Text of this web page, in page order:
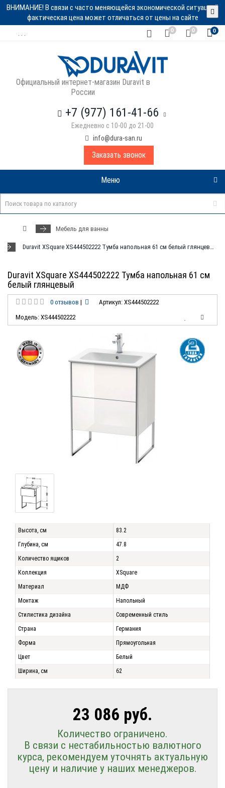
ВНИМАНИЕ! В связи с часто меняющейся экономической ситуацией
фактическая цена может отличаться от цены на сайте
0 0 0
Официальный интернет-магазин Duravit в
России
+7 (977) 161-41-66
Ежедневно с 10-00 до 21-00
info@dura-san.ru
Заказать звонок
Меню
Мебель для ванны
Duravit XSquare XS444502222 Тумба напольная 61 см белый глянцевый
Duravit XSquare XS444502222 Тумба напольная 61 см
белый глянцевый
0 отзывов |
Артикул: XS444502222
Модель: XS444502222
Высота, см
83.2
Глубина, см
47.8
Количество ящиков
2
Коллекция
XSquare
Материал
МДФ
Монтаж
Напольный
Стилистика дизайна
Современный стиль
Страна
Германия
Форма
Прямоугольная
Цвет
Белый
Ширина, см
62
23 086 руб.
Количество ограничено.
В связи с нестабильностью валютного
курса, рекомендуем уточнять актуальную
цену и наличие у наших менеджеров.